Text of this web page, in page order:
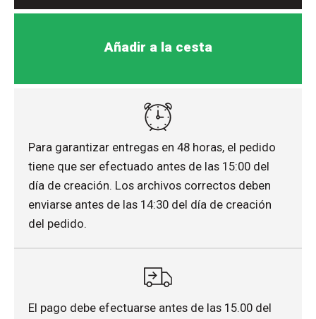
Añadir a la cesta
Para garantizar entregas en 48 horas, el pedido
tiene que ser efectuado antes de las 15:00 del
día de creación. Los archivos correctos deben
enviarse antes de las 14:30 del día de creación
del pedido.
El pago debe efectuarse antes de las 15.00 del